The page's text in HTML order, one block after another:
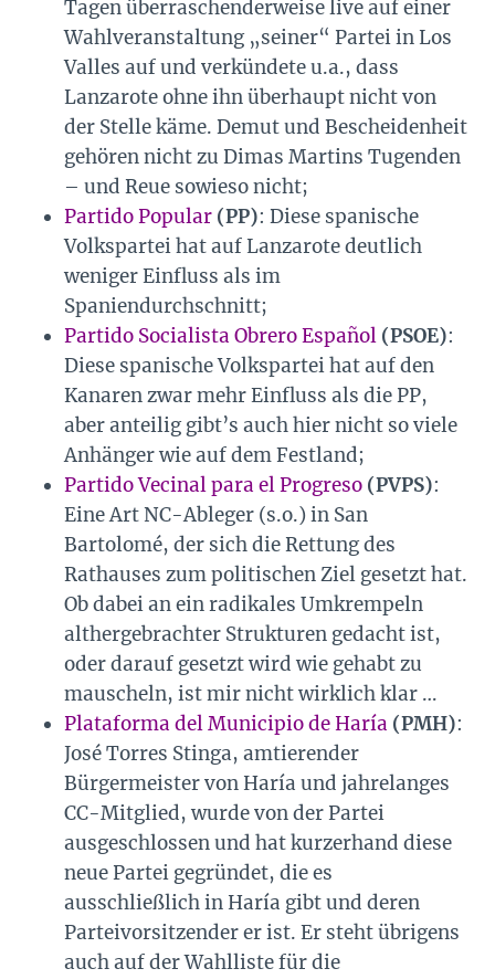
Tagen überraschenderweise live auf einer
Wahlveranstaltung „seiner“ Partei in Los
Valles auf und verkündete u.a., dass
Lanzarote ohne ihn überhaupt nicht von
der Stelle käme. Demut und Bescheidenheit
gehören nicht zu Dimas Martins Tugenden
– und Reue sowieso nicht;
Partido Popular (PP): Diese spanische
Volkspartei hat auf Lanzarote deutlich
weniger Einfluss als im
Spaniendurchschnitt;
Partido Socialista Obrero Español (PSOE):
Diese spanische Volkspartei hat auf den
Kanaren zwar mehr Einfluss als die PP,
aber anteilig gibt’s auch hier nicht so viele
Anhänger wie auf dem Festland;
Partido Vecinal para el Progreso (PVPS):
Eine Art NC-Ableger (s.o.) in San
Bartolomé, der sich die Rettung des
Rathauses zum politischen Ziel gesetzt hat.
Ob dabei an ein radikales Umkrempeln
althergebrachter Strukturen gedacht ist,
oder darauf gesetzt wird wie gehabt zu
mauscheln, ist mir nicht wirklich klar …
Plataforma del Municipio de Haría (PMH):
José Torres Stinga, amtierender
Bürgermeister von Haría und jahrelanges
CC-Mitglied, wurde von der Partei
ausgeschlossen und hat kurzerhand diese
neue Partei gegründet, die es
ausschließlich in Haría gibt und deren
Parteivorsitzender er ist. Er steht übrigens
auch auf der Wahlliste für die